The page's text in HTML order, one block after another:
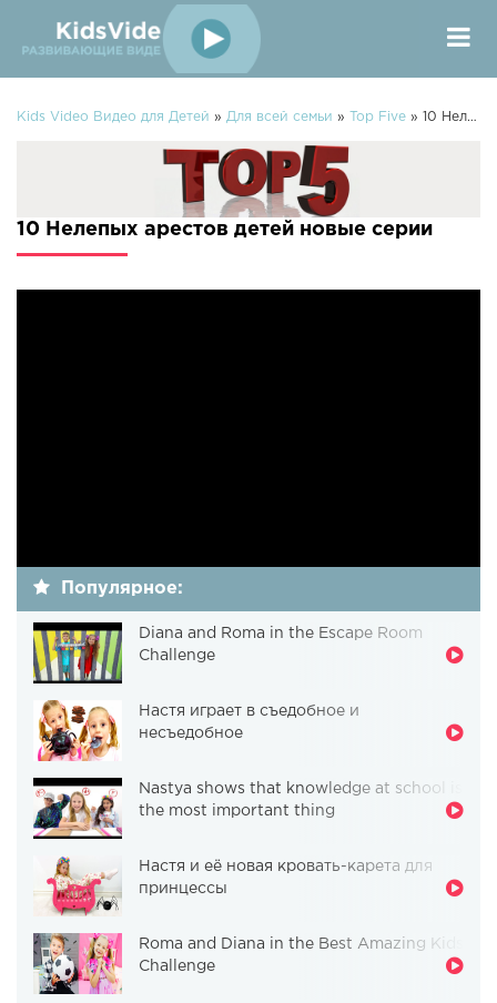
Kids Video Видео для Детей » Для всей семьи » Top Five » 10 Нелепых арестов детей
10 Нелепых арестов детей новые серии
Популярное:
Diana and Roma in the Escape Room
Challenge
Настя играет в съедобное и
несъедобное
Nastya shows that knowledge at school is
the most important thing
Настя и её новая кровать-карета для
принцессы
Roma and Diana in the Best Amazing Kids
Challenge